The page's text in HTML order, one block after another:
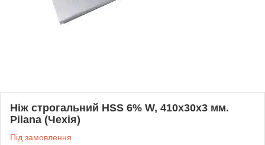
Ніж строгальний HSS 6% W, 410х30х3 мм.
Pilana (Чехія)
Під замовлення